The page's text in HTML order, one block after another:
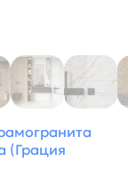
(Грация